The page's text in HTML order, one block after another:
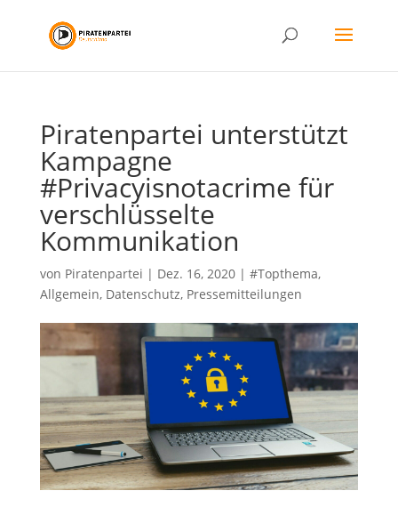
Piratenpartei unterstützt
Kampagne
#Privacyisnotacrime für
verschlüsselte
Kommunikation
von Piratenpartei | Dez. 16, 2020| #Topthema,
Allgemein, Datenschutz, Pressemitteilungen